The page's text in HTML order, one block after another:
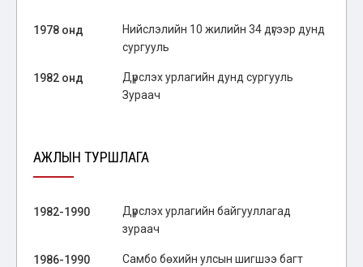
1978 онд
Нийслэлийн 10 жилийн 34 дүгээр дунд
сургууль
1982 онд
Дүрслэх урлагийн дунд сургууль
Зураач
АЖЛЫН ТУРШЛАГА
1982-1990
Дүрслэх урлагийн байгууллагад
зураач
1986-1990
Самбо бөхийн улсын шигшээ багт